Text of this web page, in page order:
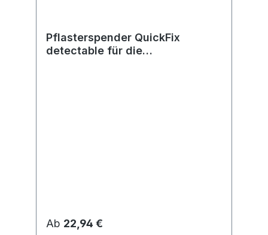
Pflasterspender QuickFix
detectable für die
Regulärer Preis:
Ab 22,94 €